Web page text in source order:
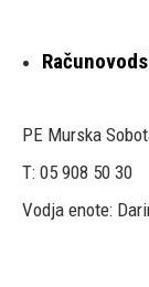
PE Murska
T: 05 908 50 30
Vodja enote: